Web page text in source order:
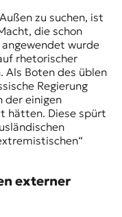
zu suchen, ist
die schon
wurde
rhetorischer
Als Boten des üblen
Regierung
der einigen
hätten. Diese spürt
externer